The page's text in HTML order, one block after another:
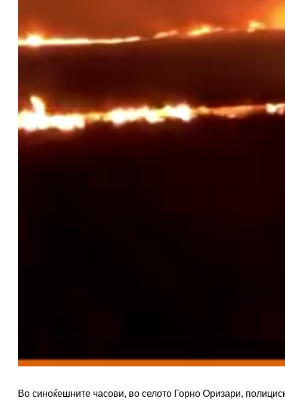
Во синоќешните часови, во селото Горно Оризари,